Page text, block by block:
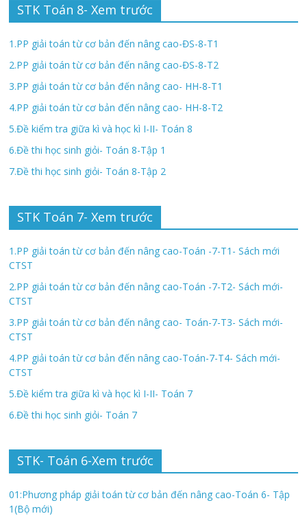
STK Toán 8- Xem trước
1.PP giải toán từ cơ bản đến nâng cao-ĐS-8-T1
2.PP giải toán từ cơ bản đến nâng cao-ĐS-8-T2
3.PP giải toán từ cơ bản đến nâng cao- HH-8-T1
4.PP giải toán từ cơ bản đến nâng cao- HH-8-T2
5.Đề kiểm tra giữa kì và học kì I-II- Toán 8
6.Đề thi học sinh giỏi- Toán 8-Tập 1
7.Đề thi học sinh giỏi- Toán 8-Tập 2
STK Toán 7- Xem trước
1.PP giải toán từ cơ bản đến nâng cao-Toán -7-T1- Sách mới
CTST
2.PP giải toán từ cơ bản đến nâng cao-Toán -7-T2- Sách mới-
CTST
3.PP giải toán từ cơ bản đến nâng cao- Toán-7-T3- Sách mới-
CTST
4.PP giải toán từ cơ bản đến nâng cao-Toán-7-T4- Sách mới-
CTST
5.Đề kiểm tra giữa kì và học kì I-II- Toán 7
6.Đề thi học sinh giỏi- Toán 7
STK- Toán 6-Xem trước
01:Phương pháp giải toán từ cơ bản đến nâng cao-Toán 6- Tập
1(Bộ mới)